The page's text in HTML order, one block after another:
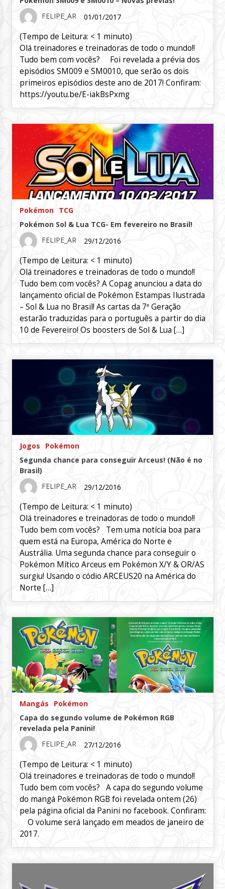
FELIPE_AR
01/01/2017
(Tempo de Leitura: < 1 minuto)
Olá treinadores e treinadoras de todo o mundo!!
Tudo bem com vocês? Foi revelada a prévia dos
episódios SM009 e SM0010, que serão os dois
primeiros episódios deste ano de 2017! Confiram:
https://youtu.be/E-iakBsPxmg
Pokémon
TCG
Pokémon Sol & Lua TCG- Em fevereiro no Brasil!
FELIPE_AR
29/12/2016
(Tempo de Leitura: < 1 minuto)
Olá treinadores e treinadoras de todo o mundo!!
Tudo bem com vocês? A Copag anunciou a data do
lançamento oficial de Pokémon Estampas Ilustrada
– Sol & Lua no Brasil! As cartas da 7ª Geração
estarão traduzidas para o português a partir do dia
10 de Fevereiro! Os boosters de Sol & Lua […]
Jogos
Pokémon
Segunda chance para conseguir Arceus! (Não é no
Brasil)
FELIPE_AR
29/12/2016
(Tempo de Leitura: < 1 minuto)
Olá treinadores e treinadoras de todo o mundo!!
Tudo bem com vocês? Tem uma notícia boa para
quem está na Europa, América do Norte e
Austrália. Uma segunda chance para conseguir o
Pokémon Mítico Arceus em Pokémon X/Y & OR/AS
surgiu! Usando o códio ARCEUS20 na América do
Norte […]
Mangás
Pokémon
Capa do segundo volume de Pokémon RGB
revelada pela Panini!
FELIPE_AR
27/12/2016
(Tempo de Leitura: < 1 minuto)
Olá treinadores e treinadoras de todo o mundo!!
Tudo bem com vocês? A capa do segundo volume
do mangá Pokémon RGB foi revelada ontem (26)
pela página oficial da Panini no facebook. Confiram:
O volume será lançado em meados de janeiro de
2017.